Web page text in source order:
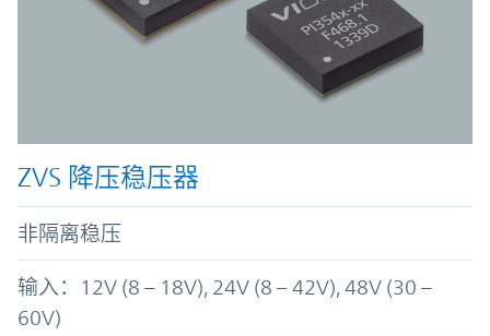
ZVS 降压稳压器
非隔离稳压
输入：12V (8 – 18V), 24V (8 – 42V), 48V (30 –
60V)